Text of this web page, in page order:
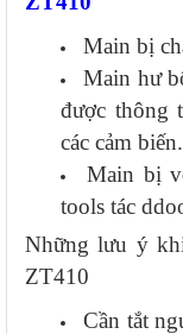
Main bị
Main hư
được thông
các cảm biến.
Main bị
tools tác
Những lưu ý
ZT410
Cần tắt